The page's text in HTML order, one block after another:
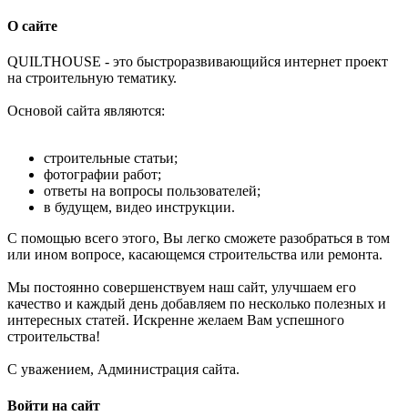
О сайте
QUILTHOUSE - это быстроразвивающийся интернет проект
на строительную тематику.
Основой сайта являются:
строительные статьи;
фотографии работ;
ответы на вопросы пользователей;
в будущем, видео инструкции.
С помощью всего этого, Вы легко сможете разобраться в том
или ином вопросе, касающемся строительства или ремонта.
Мы постоянно совершенствуем наш сайт, улучшаем его
качество и каждый день добавляем по несколько полезных и
интересных статей. Искренне желаем Вам успешного
строительства!
С уважением, Администрация сайта.
Войти на сайт